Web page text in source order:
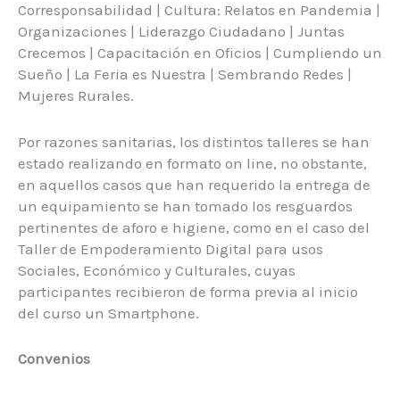
Corresponsabilidad | Cultura: Relatos en Pandemia |
Organizaciones | Liderazgo Ciudadano | Juntas
Crecemos | Capacitación en Oficios | Cumpliendo un
Sueño | La Feria es Nuestra | Sembrando Redes |
Mujeres Rurales.
Por razones sanitarias, los distintos talleres se han
estado realizando en formato on line, no obstante,
en aquellos casos que han requerido la entrega de
un equipamiento se han tomado los resguardos
pertinentes de aforo e higiene, como en el caso del
Taller de Empoderamiento Digital para usos
Sociales, Económico y Culturales, cuyas
participantes recibieron de forma previa al inicio
del curso un Smartphone.
Convenios